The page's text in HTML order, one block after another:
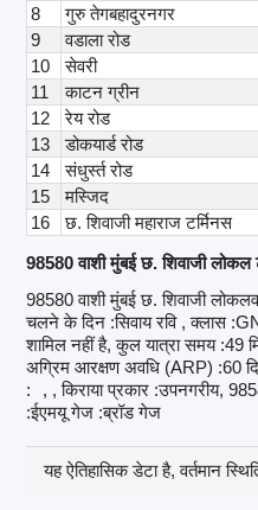
8
गुरु तेगबहादुरनगर
9
वडाला रोड
10
सेवरी
11
काटन ग्रीन
12
रेय रोड
13
डोकयार्ड रोड
14
संधुर्स्त रोड
15
मस्जिद
16
छ. शिवाजी महाराज टर्मिनस
98580 वाशी मुंबई छ. शिवाजी
98580 वाशी मुंबई छ. शिवाजी
चलने के दिन :सिवाय रवि , क्लास
शामिल नहीं है, कुल यात्रा समय :49
अग्रिम आरक्षण अवधि (ARP) :60
:
, , किराया प्रकार :उपनगरीय,
:ईएमयू गेज :ब्रॉड गेज
यह ऐतिहासिक डेटा है, वर्तमान